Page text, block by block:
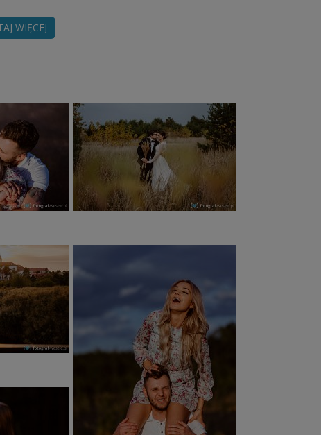
WIĘCEJ